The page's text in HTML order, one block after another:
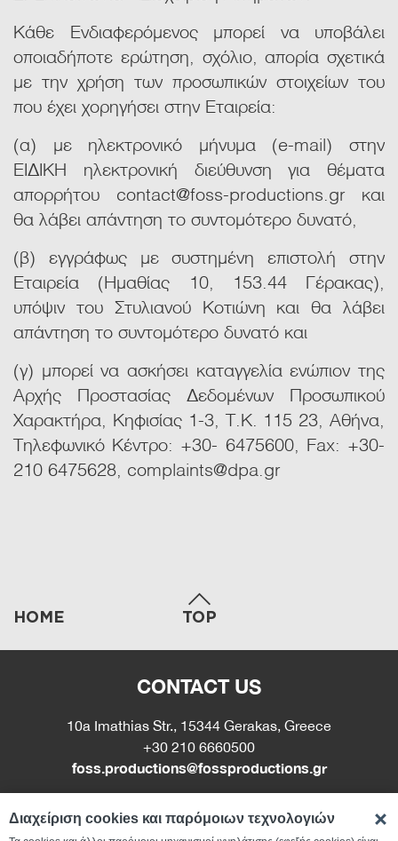
Διαχείριση cookies και παρόμοιων τεχνολογιών
Κάθε Ενδιαφερόμενος μπορεί να υποβάλει
οποιαδήποτε ερώτηση, σχόλιο, απορία σχετικά
με την χρήση των προσωπικών στοιχείων του
που έχει χορηγήσει στην Εταιρεία:
(α) με ηλεκτρονικό μήνυμα (e-mail) στην
ΕΙΔΙΚΗ ηλεκτρονική διεύθυνση για θέματα
απορρήτου contact@foss-productions.gr και
θα λάβει απάντηση το συντομότερο δυνατό,
(β) εγγράφως με συστημένη επιστολή στην
Εταιρεία (Hμαθίας 10, 153.44 Γέρακας),
υπόψιν του Στυλιανού Κοτιώνη και θα λάβει
απάντηση το συντομότερο δυνατό και
(γ) μπορεί να ασκήσει καταγγελία ενώπιον της
Αρχής Προστασίας Δεδομένων Προσωπικού
Χαρακτήρα, Κηφισίας 1-3, Τ.Κ. 115 23, Αθήνα,
Τηλεφωνικό Κέντρο: +30- 6475600, Fax: +30-
210 6475628, complaints@dpa.gr
HOME TOP
CONTACT US
10a Imathias Str., 15344 Gerakas, Greece
+30 210 6660500
foss.productions@fossproductions.gr
Όροι Χρήσης Ιστοσελίδας Πολιτική Απ. Διαχ. Προσλήψεων